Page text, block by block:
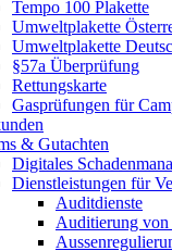
Tempo 100 Plakette
Umweltplakette
Umweltplakette
§57a Überprüfung
Rettungskarte
Gasprüfungen für
& Gutachten
Digitales
Dienstleistungen für
Auditdienste
Auditierung von